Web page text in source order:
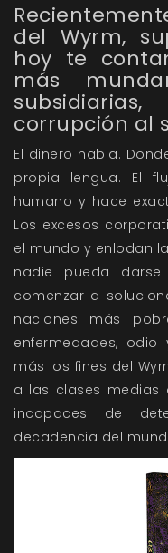
del Wyrm,
hoy te
más
corrupción al
El dinero habla.
propia lengua. El
humano y hace
Los excesos
el mundo y enlodan
nadie pueda
comenzar a
naciones más
enfermedades,
más los fines del
a las clases medias
incapaces de
decadencia del